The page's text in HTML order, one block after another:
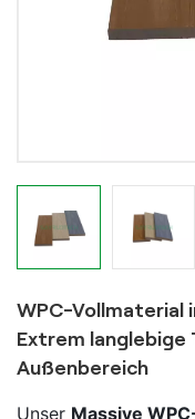
WPC-Vollmaterial
Extrem langlebige
Außenbereich
Unser Massive